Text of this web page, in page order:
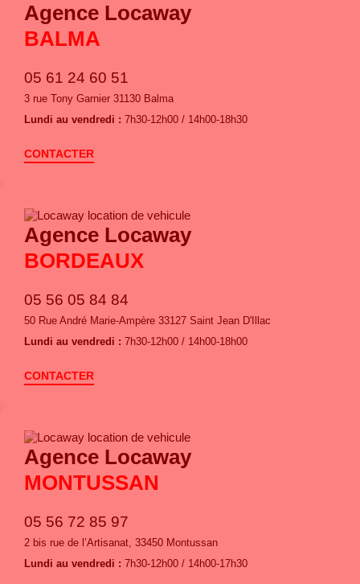
Agence Locaway
BALMA
05 61 24 60 51
3 rue Tony Garnier 31130 Balma
Lundi au vendredi : 7h30-12h00 / 14h00-18h30
CONTACTER
Agence Locaway
BORDEAUX
05 56 05 84 84
50 Rue André Marie-Ampère 33127 Saint Jean D'Illac
Lundi au vendredi : 7h30-12h00 / 14h00-18h00
CONTACTER
Agence Locaway
MONTUSSAN
05 56 72 85 97
2 bis rue de l’Artisanat, 33450 Montussan
Lundi au vendredi : 7h30-12h00 / 14h00-17h30